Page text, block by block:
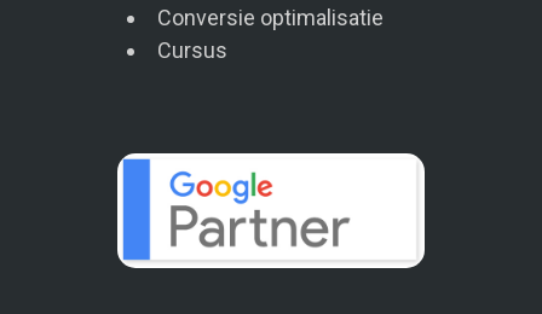
Conversie optimalisatie
Cursus